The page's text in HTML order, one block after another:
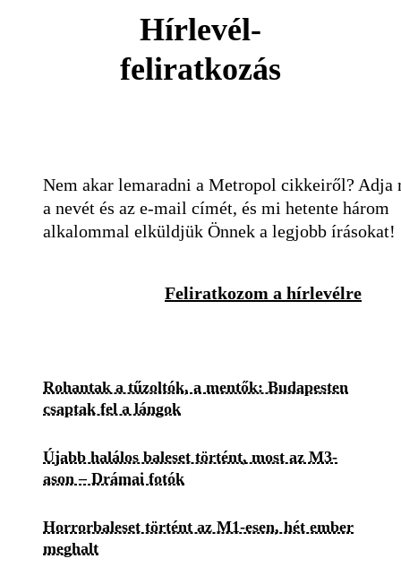
Hírlevél-
feliratkozás
Nem akar lemaradni a Metropol cikkeiről? Adja
a nevét és az e-mail címét, és mi hetente három
alkalommal elküldjük Önnek a legjobb írásokat!
Feliratkozom a hírlevélre
Rohantak a tűzoltók, a mentők: Budapesten
csaptak fel a lángok
Újabb halálos baleset történt, most az M3-
ason – Drámai fotók
Horrorbaleset történt az M1-esen, hét ember
meghalt